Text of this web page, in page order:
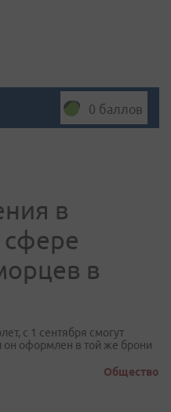
0 баллов
в
сфере
в
с 1 сентября смогут
он оформлен в той же брони
Общество